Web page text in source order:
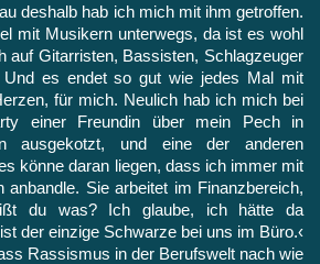
deshalb hab ich mich mit ihm getroffen.
mit Musikern unterwegs, da ist es wohl
auf Gitarristen, Bassisten, Schlagzeuger
es endet so gut wie jedes Mal mit
für mich. Neulich hab ich mich bei
einer Freundin über mein Pech in
ausgekotzt, und eine der anderen
könne daran liegen, dass ich immer mit
anbandle. Sie arbeitet im Finanzbereich,
du was? Ich glaube, ich hätte da
der einzige Schwarze bei uns im Büro.‹
Rassismus in der Berufswelt nach wie